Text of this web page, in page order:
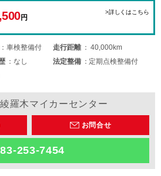
円
>詳しくはこちら
車検整備付 走行距離
40,000km
なし 法定整備
定期点検整備付
羅木マイカーセンター
お問合せ
253-7454